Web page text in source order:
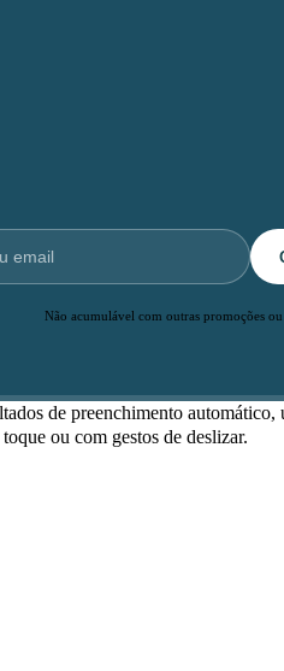
Não acumulável com outras promoções
de preenchimento
ou com gestos de deslizar.